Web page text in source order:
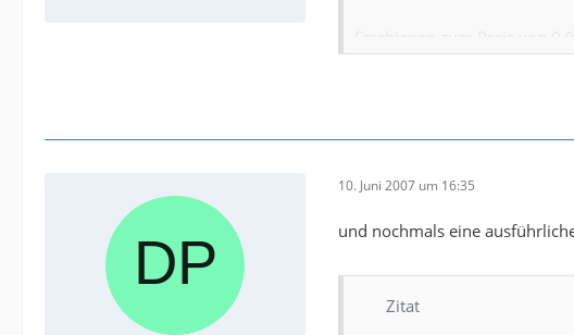
von Oswald Olms ins
Einband
Der Einband besteht aus
eindeutig gesteigert und die
10. Juni 2007 um 16:35
und nochmals eine
Zitat